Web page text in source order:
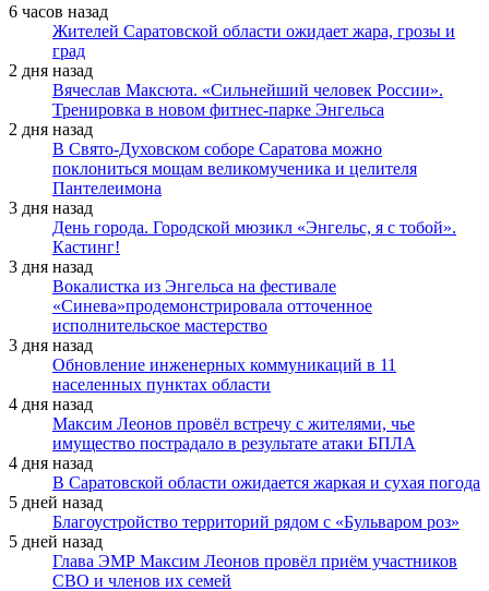
6 часов назад
Жителей Саратовской области ожидает жара, грозы и
град
2 дня назад
Вячеслав Максюта. «Сильнейший человек России».
Тренировка в новом фитнес-парке Энгельса
2 дня назад
В Свято-Духовском соборе Саратова можно
поклониться мощам великомученика и целителя
Пантелеимона
3 дня назад
День города. Городской мюзикл «Энгельс, я с тобой».
Кастинг!
3 дня назад
Вокалистка из Энгельса на фестивале
«Синева»продемонстрировала отточенное
исполнительское мастерство
3 дня назад
Обновление инженерных коммуникаций в 11
населенных пунктах области
4 дня назад
Максим Леонов провёл встречу с жителями, чье
имущество пострадало в результате атаки БПЛА
4 дня назад
В Саратовской области ожидается жаркая и сухая погода
5 дней назад
Благоустройство территорий рядом с «Бульваром роз»
5 дней назад
Глава ЭМР Максим Леонов провёл приём участников
СВО и членов их семей